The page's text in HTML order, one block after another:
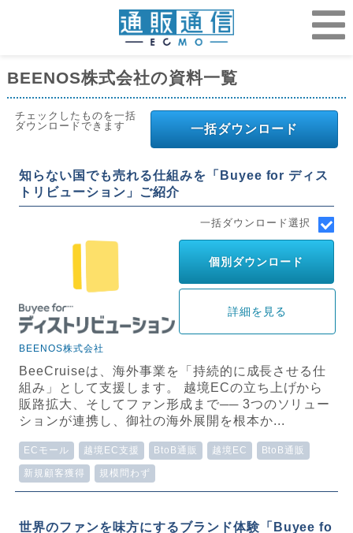
BEENOS株式会社の資料一覧
一括ダウンロード
チェックしたものを一括
ダウンロードできます
知らない国でも売れる仕組みを「Buyee for ディス
トリビューション」ご紹介
一括ダウンロード選択
個別ダウンロード
詳細を見る
BEENOS株式会社
BeeCruiseは、海外事業を「持続的に成長させる仕
組み」として支援します。 越境ECの立ち上げから
販路拡大、そしてファン形成まで── 3つのソリュー
ションが連携し、御社の海外展開を根本か...
ECモール 越境EC支援 BtoB通販 越境EC BtoB通販
新規顧客獲得 規模問わず
世界のファンを味方にするブランド体験「Buyee fo